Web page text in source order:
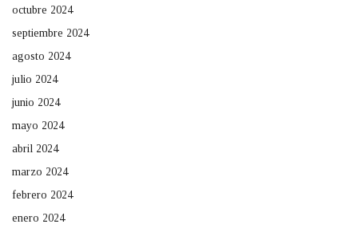
octubre 2024
septiembre 2024
agosto 2024
julio 2024
junio 2024
mayo 2024
abril 2024
marzo 2024
febrero 2024
enero 2024